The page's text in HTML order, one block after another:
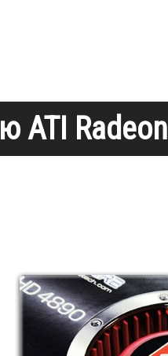
ATI Radeon